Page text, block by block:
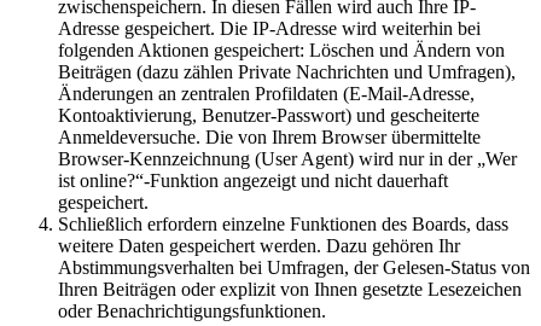
zwischenspeichern. In diesen Fällen wird auch Ihre IP-
Adresse gespeichert. Die IP-Adresse wird weiterhin bei
folgenden Aktionen gespeichert: Löschen und Ändern von
Beiträgen (dazu zählen Private Nachrichten und Umfragen),
Änderungen an zentralen Profildaten (E-Mail-Adresse,
Kontoaktivierung, Benutzer-Passwort) und gescheiterte
Anmeldeversuche. Die von Ihrem Browser übermittelte
Browser-Kennzeichnung (User Agent) wird nur in der „Wer
ist online?“-Funktion angezeigt und nicht dauerhaft
gespeichert.
Schließlich erfordern einzelne Funktionen des Boards, dass
weitere Daten gespeichert werden. Dazu gehören Ihr
Abstimmungsverhalten bei Umfragen, der Gelesen-Status von
Ihren Beiträgen oder explizit von Ihnen gesetzte Lesezeichen
oder Benachrichtigungsfunktionen.